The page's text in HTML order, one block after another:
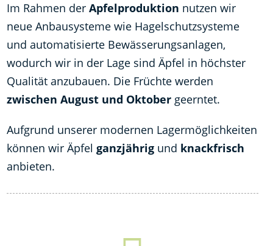
Im Rahmen der Apfelproduktion nutzen wir
neue Anbausysteme wie Hagelschutzsysteme
und automatisierte Bewässerungsanlagen,
wodurch wir in der Lage sind Äpfel in höchster
Qualität anzubauen. Die Früchte werden
zwischen August und Oktobergeerntet.
Aufgrund unserer modernen Lagermöglichkeiten
können wir Äpfel ganzjährigund knackfrisch
anbieten.